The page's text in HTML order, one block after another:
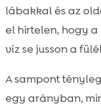
lábakkal és az
el hirtelen, hogy a
víz se jusson a
A sampont
egy arányban,